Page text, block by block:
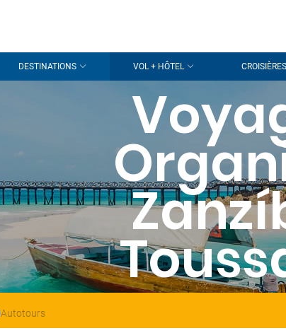
DESTINATIONS VOL + HÔTEL CROISIÈRES
Autotours